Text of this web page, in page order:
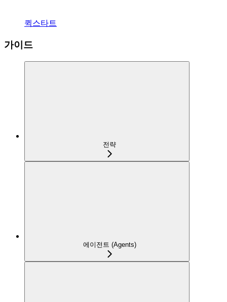
퀵스타트
가이드
전략
에이전트 (Agents)